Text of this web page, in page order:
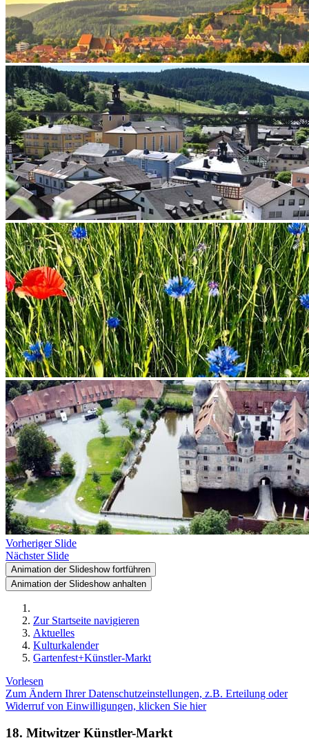
Vorheriger Slide
Nächster Slide
Animation der Slideshow fortführen
Animation der Slideshow anhalten
Zur Startseite navigieren
Aktuelles
Kulturkalender
Gartenfest+Künstler-Markt
Vorlesen
Zum Ändern Ihrer Datenschutzeinstellungen, z.B. Erteilung oder
Widerruf von Einwilligungen, klicken Sie hier
18. Mitwitzer Künstler-Markt